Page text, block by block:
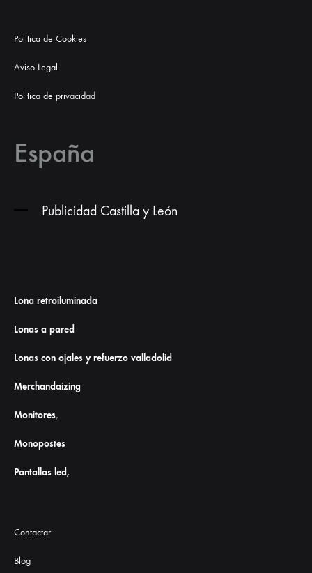
Politica de Cookies
Aviso Legal
Politica de privacidad
España
Publicidad Castilla y León
Lona retroiluminada
Lonas a pared
Lonas con ojales y refuerzo valladolid
Merchandaizing
Monitores,
Monopostes
Pantallas led,
Contactar
Blog